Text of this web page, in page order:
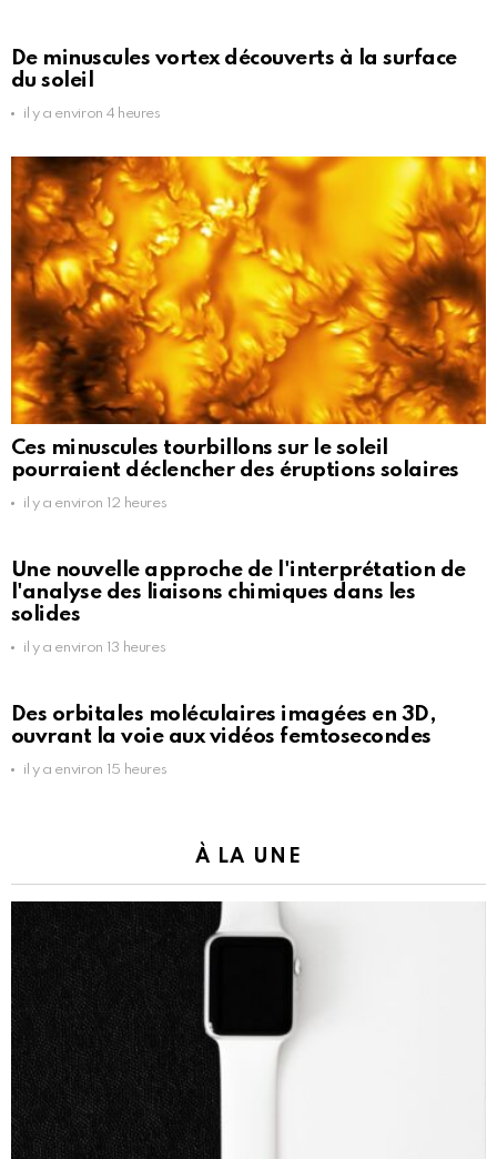
De minuscules vortex découverts à la surface
du soleil
il y a environ 4 heures
Ces minuscules tourbillons sur le soleil
pourraient déclencher des éruptions solaires
il y a environ 12 heures
Une nouvelle approche de l'interprétation de
l'analyse des liaisons chimiques dans les
solides
il y a environ 13 heures
Des orbitales moléculaires imagées en 3D,
ouvrant la voie aux vidéos femtosecondes
il y a environ 15 heures
À LA UNE